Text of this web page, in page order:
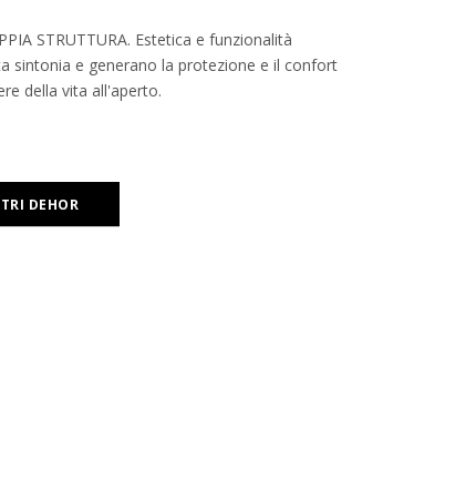
STRUTTURA. Estetica e funzionalità
sintonia e generano la protezione e il confort
della vita all'aperto.
DEHOR